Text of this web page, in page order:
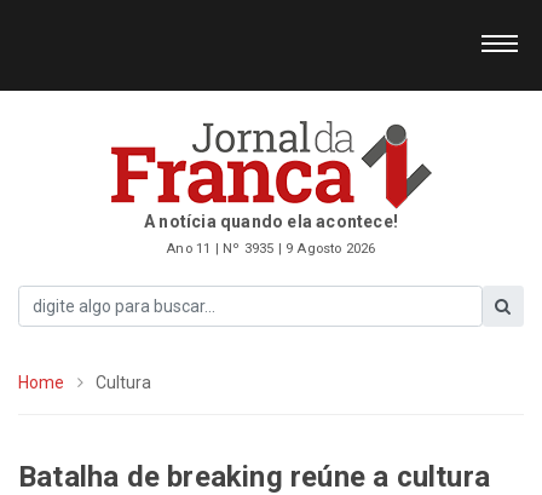
A notícia quando ela acontece!
Ano 11 | Nº 3935 | 9 Agosto 2026
Home Cultura
Batalha de breaking reúne a cultura